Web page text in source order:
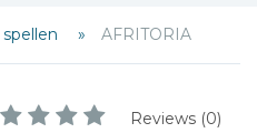
AFRITORIA
Reviews (0)